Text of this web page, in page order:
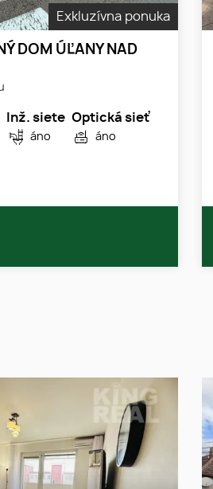
Exkluzívna ponuka
DOM ÚĽANY NAD
Inž. siete
áno
Optická sieť
áno